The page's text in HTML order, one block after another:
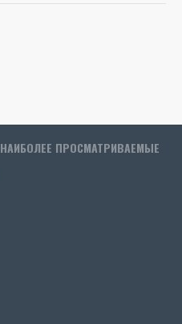
НАИБОЛЕЕ ПРОСМАТРИВАЕМЫЕ